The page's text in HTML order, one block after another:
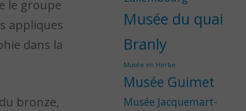
le groupe
appliques
dans la
bronze,
Musée du quai
Branly
Musée en Herbe
Musée Guimet
Musée Jacquemart-